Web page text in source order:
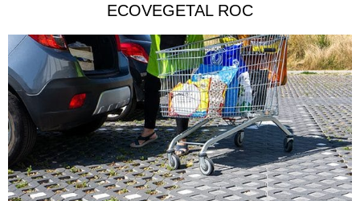
ECOVEGETAL ROC